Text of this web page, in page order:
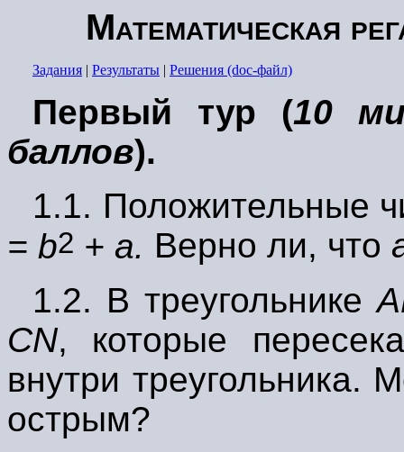
Математическая
Задания | Результаты | Решения (doc-файл)
Первый тур (10
баллов).
1.1. Положительные
= b2 + a. Верно ли, что
1.2. В треугольнике
СN, которые
внутри треугольника.
острым?